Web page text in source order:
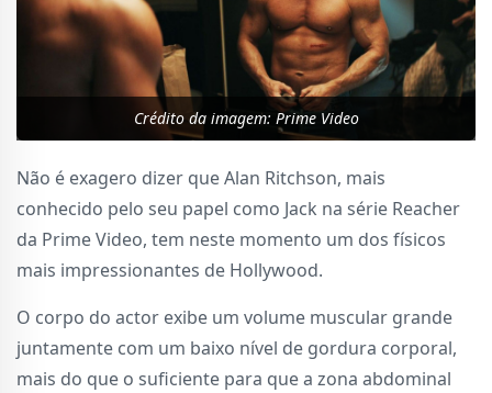
Crédito da imagem: Prime Video
Não é exagero dizer que Alan Ritchson, mais
conhecido pelo seu papel como Jack na série Reacher
da Prime Video, tem neste momento um dos físicos
mais impressionantes de Hollywood.
O corpo do actor exibe um volume muscular grande
juntamente com um baixo nível de gordura corporal,
mais do que o suficiente para que a zona abdominal